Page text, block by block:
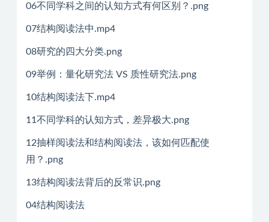
06不同学科之间的认知方式有何区别？.png
07结构阅读法中.mp4
08研究的四大分类.png
09举例：量化研究法 VS 质性研究法.png
10结构阅读法下.mp4
11不同学科的认知方式，差异极大.png
12抽样阅读法和结构阅读法，该如何匹配使
用？.png
13结构阅读法背后的反常识.png
04结构阅读法